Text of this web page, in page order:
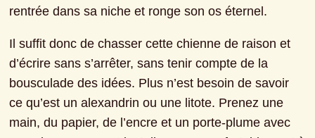
rentrée dans sa niche et ronge son os éternel.
Il suffit donc de chasser cette chienne de raison et
d’écrire sans s’arrêter, sans tenir compte de la
bousculade des idées. Plus n’est besoin de savoir
ce qu’est un alexandrin ou une litote. Prenez une
main, du papier, de l’encre et un porte-plume avec